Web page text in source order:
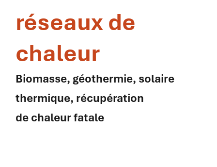
réseaux de
chaleur
Biomasse, géothermie, solaire
thermique, récupération
de chaleur fatale